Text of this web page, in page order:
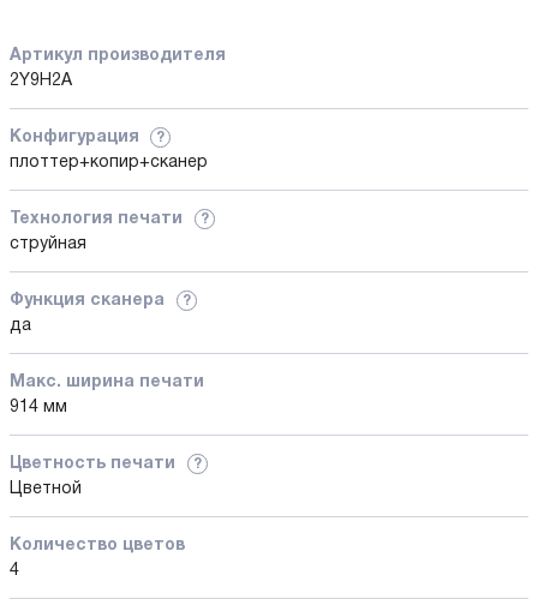
Артикул производителя
2Y9H2A
Конфигурация ?
плоттер+копир+сканер
Технология печати ?
струйная
Функция сканера ?
да
Макс. ширина печати
914 мм
Цветность печати ?
Цветной
Количество цветов
4